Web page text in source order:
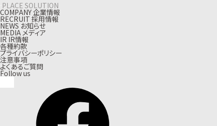
PLACE SOLUTION
COMPANY企業情報
RECRUIT 採用情報
NEWS お知らせ
MEDIA メディア
IR IR情報
各種約款
プライバシーポリシー
注意事項
よくあるご質問
Follow us